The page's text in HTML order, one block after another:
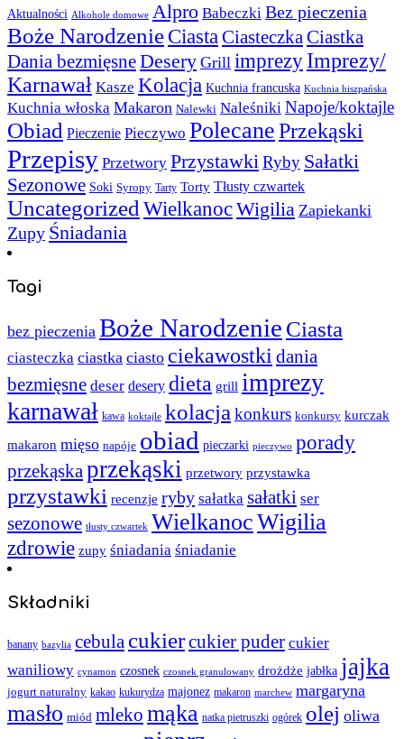
Aktualności Alkohole domowe Alpro Babeczki Bez pieczenia
Boże NarodzenieCiastaCiasteczkaCiastka
Dania bezmięsneDesery Grill imprezy Imprezy/
Karnawał Kasze Kolacja Kuchnia francuska Kuchnia hiszpańska
Kuchnia włoska Makaron Nalewki Naleśniki Napoje/koktajle
Obiad Pieczenie Pieczywo PolecanePrzekąski
Przepisy Przetwory PrzystawkiRyby Sałatki
Sezonowe Soki Syropy Tarty Torty Tłusty czwartek
UncategorizedWielkanocWigilia Zapiekanki
Zupy Śniadania
Tagi
bez pieczenia Boże Narodzenie Ciasta
ciasteczka ciastka ciasto ciekawostki dania
bezmięsne deser desery dieta grill imprezy
karnawał kawa koktajle kolacja konkurs konkursy kurczak
makaron mięso napóje obiad pieczarki pieczywo porady
przekąskaprzekąski przetwory przystawka
przystawki recenzje ryby sałatka sałatki ser
sezonowe tłusty czwartek WielkanocWigilia
zdrowie zupy śniadania śniadanie
Składniki
banany bazylia cebula cukiercukier puder cukier
waniliowy cynamon czosnek czosnek granulowany drożdże jabłka jajka
jogurt naturalny kakao kukurydza majonez makaron marchew margaryna
masło miód mleko mąka natka pietruszki ogórek olej oliwa